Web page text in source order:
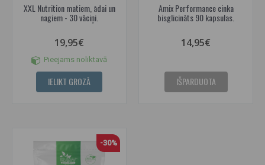
XXL Nutrition matiem, ādai un
nagiem - 30 vāciņi.
19,95€
Pieejams noliktavā
IELIKT GROZĀ
Amix Performance cinka
bisglicināts 90 kapsulas.
14,95€
IŠPARDUOTA
-30%